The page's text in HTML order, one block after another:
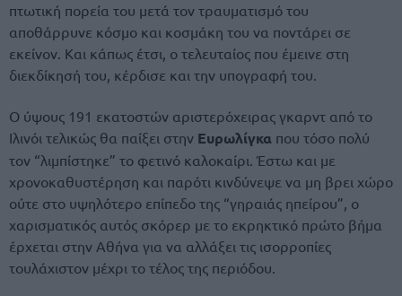
πτωτική πορεία του μετά τον τραυματισμό του
αποθάρρυνε κόσμο και κοσμάκη του να ποντάρει σε
εκείνον. Και κάπως έτσι, ο τελευταίος που έμεινε στη
διεκδίκησή του, κέρδισε και την υπογραφή του.
Ο ύψους 191 εκατοστών αριστερόχειρας γκαρντ από το
Ιλινόι τελικώς θα παίξει στην Ευρωλίγκα που τόσο πολύ
τον “λιμπίστηκε” το φετινό καλοκαίρι. Έστω και με
χρονοκαθυστέρηση και παρότι κινδύνεψε να μη βρει χώρο
ούτε στο υψηλότερο επίπεδο της “γηραιάς ηπείρου”, ο
χαρισματικός αυτός σκόρερ με το εκρηκτικό πρώτο βήμα
έρχεται στην Αθήνα για να αλλάξει τις ισορροπίες
τουλάχιστον μέχρι το τέλος της περιόδου.